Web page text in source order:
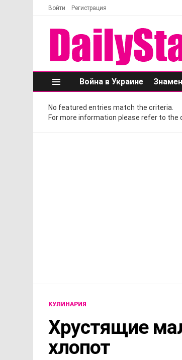
Войти Регистрация
Меню
Война в Украине
No featured entries match the criteria.
For more information please refer to the
КУЛИНАРИЯ
Хрустящие
хлопот